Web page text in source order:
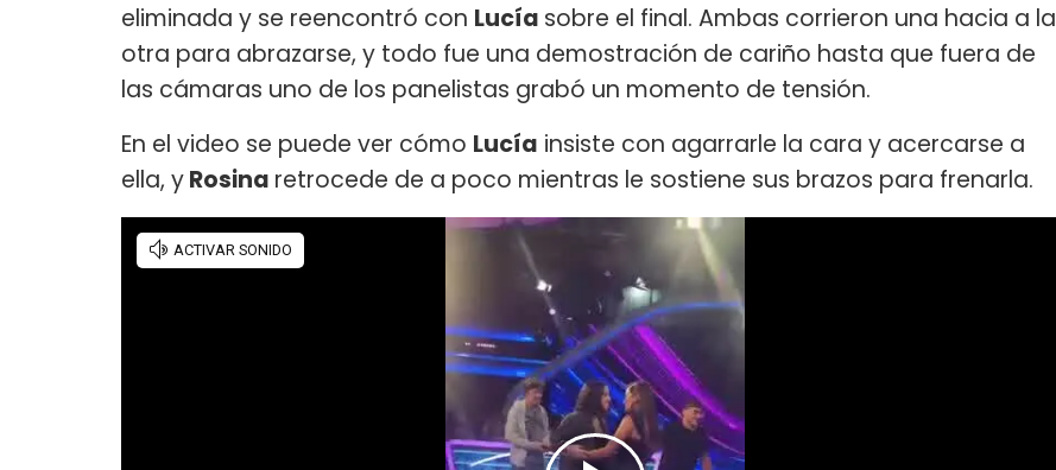
eliminada y se reencontró con Lucía sobre el final. Ambas corrieron una hacia a la
otra para abrazarse, y todo fue una demostración de cariño hasta que fuera de
las cámaras uno de los panelistas grabó un momento de tensión.
En el video se puede ver cómo Lucía insiste con agarrarle la cara y acercarse a
ella, yRosina retrocede de a poco mientras le sostiene sus brazos para frenarla.